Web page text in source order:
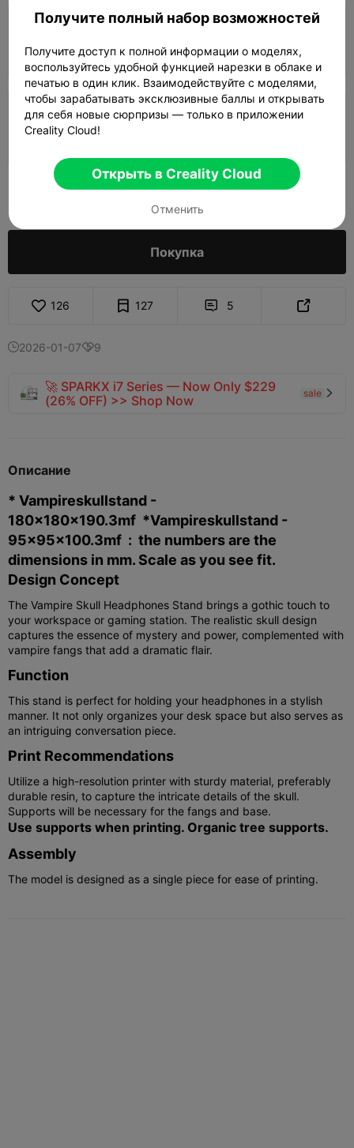
0.2mm layer, 4 walls, 10% infill
Автор  03h 46m  1 plates  88.77g
0.2mm layer, 2 walls, 15% infill
500
Покупка
126 127  5 
2026-01-079
🚀 SPARKX i7 Series — Now Only $229
(26% OFF) >> Shop Now
sale 
Описание
* Vampireskullstand -
180x180x190.3mf *Vampireskullstand -
95x95x100.3mf : the numbers are the
dimensions in mm. Scale as you see fit.
Design Concept
The Vampire Skull Headphones Stand brings a gothic touch to
your workspace or gaming station. The realistic skull design
captures the essence of mystery and power, complemented with
vampire fangs that add a dramatic flair.
Function
This stand is perfect for holding your headphones in a stylish
manner. It not only organizes your desk space but also serves as
an intriguing conversation piece.
Print Recommendations
Utilize a high-resolution printer with sturdy material, preferably
durable resin, to capture the intricate details of the skull.
Supports will be necessary for the fangs and base.
Use supports when printing. Organic tree supports.
Assembly
The model is designed as a single piece for ease of printing.
Получите полный набор возможностей
Получите доступ к полной информации о моделях,
воспользуйтесь удобной функцией нарезки в облаке и
печатью в один клик. Взаимодействуйте с моделями,
чтобы зарабатывать эксклюзивные баллы и открывать
для себя новые сюрпризы — только в приложении
Creality Cloud!
Открыть в Creality Cloud
Отменить